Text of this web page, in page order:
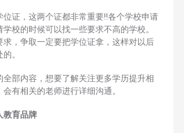
证，这两个证都非常重要!!各个学校申请
校的时候可以找一些要求不高的学校。
，争取一定要把学位证拿，这样对以后
。
全部内容，想要了解关注更多学历提升相
有相关的老师进行详细沟通。
教育品牌